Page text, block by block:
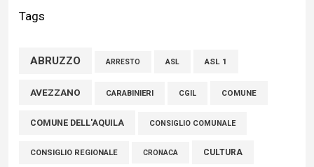
della comunità»
Marcinelle, Verrecchia (FdI): "Un minuto di raccoglimento in
connazionali tra cui molti abruzzesi"
06 Agosto 2026
Tags
ABRUZZO ARRESTO ASL ASL 1
AVEZZANO CARABINIERI CGIL COMUNE
COMUNE DELL'AQUILA CONSIGLIO COMUNALE
CONSIGLIO REGIONALE CRONACA CULTURA